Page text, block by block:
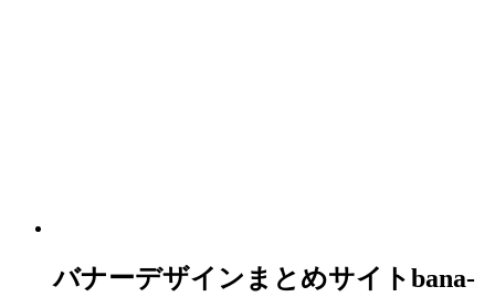
バナーデザインまとめサイトbana-